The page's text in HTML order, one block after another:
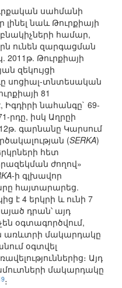
սահմանի
նաև Թուրքիայի
համար,
ունեն զարգացման
Թուրքիայի
զեկույցի
սոցիալ-տնտեսական
81
Իգդիրի նահանգը` 69-
րդը, իսկ Աղրըի
գարնանը Կարսում
(SERKA)
հետ
ժողով»
-ի գլխավոր
հայտարարեց.
է 4 երկրի և ունի 7
դրան՝ այդ
օգտագործվում,
մակարդակը
օգտվել
Այդ
մակարդակը
։